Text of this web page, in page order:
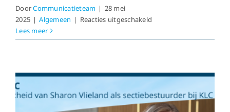
DoorCommunicatieteam | 28 mei
2025 | Algemeen | Reacties uitgeschakeld
rondom
Lees meer